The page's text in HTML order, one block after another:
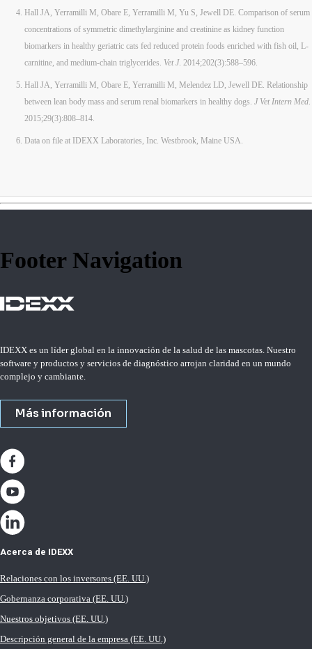
Hall JA, Yerramilli M, Obare E, Yerramilli M, Yu S, Jewell DE. Comparison of serum
concentrations of symmetric dimethylarginine and creatinine as kidney function
biomarkers in healthy geriatric cats fed reduced protein foods enriched with fish oil, L-
carnitine, and medium-chain triglycerides. Vet J. 2014;202(3):588–596.
Hall JA, Yerramilli M, Obare E, Yerramilli M, Melendez LD, Jewell DE. Relationship
between lean body mass and serum renal biomarkers in healthy dogs. J Vet Intern Med.
2015;29(3):808–814.
Data on file at IDEXX Laboratories, Inc. Westbrook, Maine USA.
Footer Navigation
IDEXX es un líder global en la innovación de la salud de las mascotas. Nuestro
software y productos y servicios de diagnóstico arrojan claridad en un mundo
complejo y cambiante.
Más información
Acerca de IDEXX
Relaciones con los inversores (EE. UU.)
Gobernanza corporativa (EE. UU.)
Nuestros objetivos (EE. UU.)
Descripción general de la empresa (EE. UU.)